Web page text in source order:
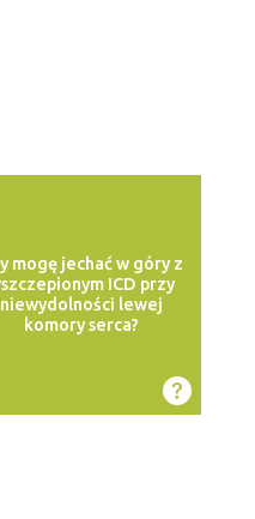
mogę jechać w góry z
ICD przy
niewydolności lewej
komory serca?